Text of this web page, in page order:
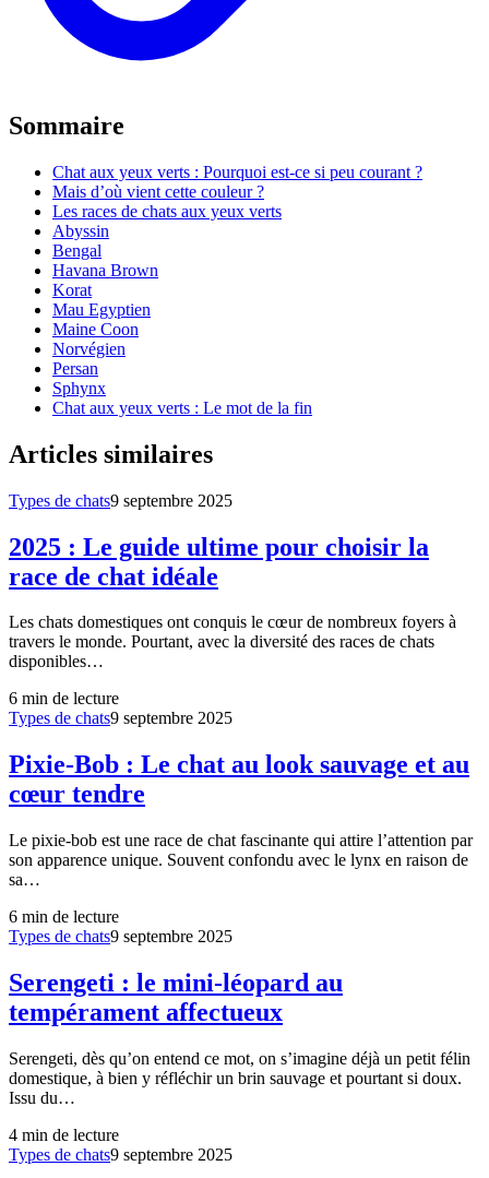
Sommaire
Chat aux yeux verts : Pourquoi est-ce si peu courant ?
Mais d’où vient cette couleur ?
Les races de chats aux yeux verts
Abyssin
Bengal
Havana Brown
Korat
Mau Egyptien
Maine Coon
Norvégien
Persan
Sphynx
Chat aux yeux verts : Le mot de la fin
Articles similaires
Types de chats9 septembre 2025
2025 : Le guide ultime pour choisir la
race de chat idéale
Les chats domestiques ont conquis le cœur de nombreux foyers à
travers le monde. Pourtant, avec la diversité des races de chats
disponibles…
6 min de lecture
Types de chats9 septembre 2025
Pixie-Bob : Le chat au look sauvage et au
cœur tendre
Le pixie-bob est une race de chat fascinante qui attire l’attention par
son apparence unique. Souvent confondu avec le lynx en raison de
sa…
6 min de lecture
Types de chats9 septembre 2025
Serengeti : le mini-léopard au
tempérament affectueux
Serengeti, dès qu’on entend ce mot, on s’imagine déjà un petit félin
domestique, à bien y réfléchir un brin sauvage et pourtant si doux.
Issu du…
4 min de lecture
Types de chats9 septembre 2025